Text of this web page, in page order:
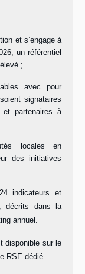
et s’engage à
un référentiel
;
avec pour
signataires
partenaires à
locales en
des initiatives
indicateurs et
décrits dans la
annuel.
disponible sur le
RSE dédié.